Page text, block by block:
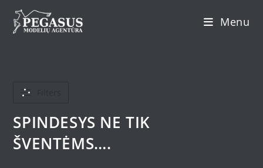
content
Menu
SPINDESYS NE TIK
ŠVENTĖMS….